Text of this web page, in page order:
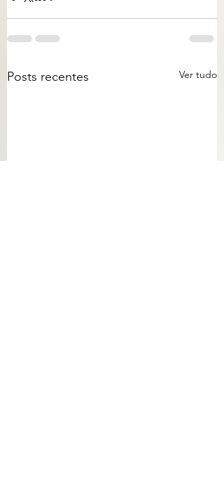
Posts recentes Ver tudo